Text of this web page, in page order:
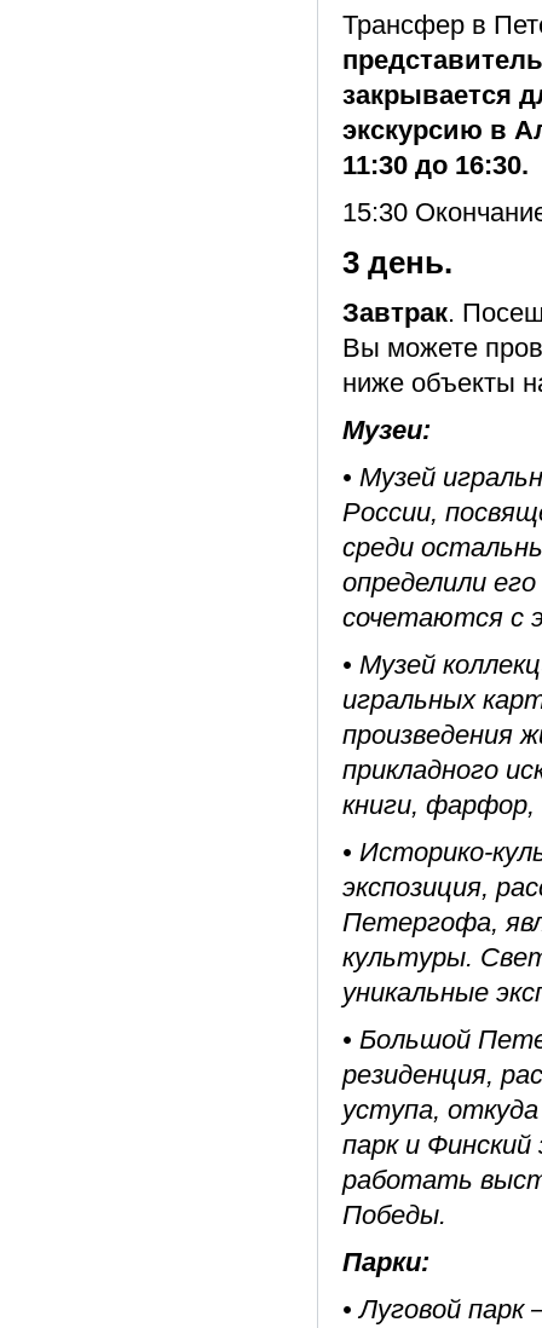
Трансфер в
закрывается
экскурсию в
11:30 до 16:30.
15:30
3 день.
Завтрак.
Вы можете
ниже объекты
Музеи:
• Музей
России,
среди
определили
сочетаются с
• Музей
игральных
произведения
прикладного
книги,
• Историко-
экспозиция,
Петергофа,
культуры.
уникальные
• Большой
резиденция,
уступа,
парк и
работать
Победы.
Парки:
• Луговой парк